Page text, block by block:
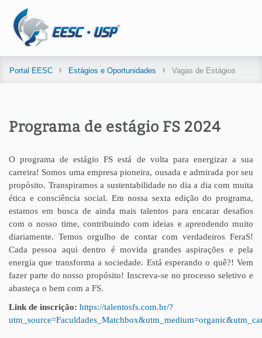
Portal EESC Estágios e Oportunidades Vagas de Estágios
Programa de estágio FS 2024
O programa de estágio FS está de volta para energizar a sua
carreira! Somos uma empresa pioneira, ousada e admirada por seu
propósito. Transpiramos a sustentabilidade no dia a dia com muita
ética e consciência social. Em nossa sexta edição do programa,
estamos em busca de ainda mais talentos para encarar desafios
com o nosso time, contribuindo com ideias e aprendendo muito
diariamente. Temos orgulho de contar com verdadeiros FeraS!
Cada pessoa aqui dentro é movida grandes aspirações e pela
energia que transforma a sociedade. Está esperando o quê?! Vem
fazer parte do nosso propósito! Inscreva-se no processo seletivo e
abasteça o bem com a FS.
Link de inscrição: https://talentosfs.com.br/?